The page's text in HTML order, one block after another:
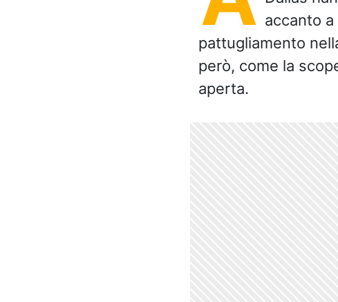
accanto
pattugliamento
però, come la
aperta.